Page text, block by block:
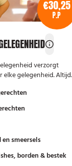
€30,25
P.P
verzorgt
gelegenheid. Altijd
smeersels
borden & bestek